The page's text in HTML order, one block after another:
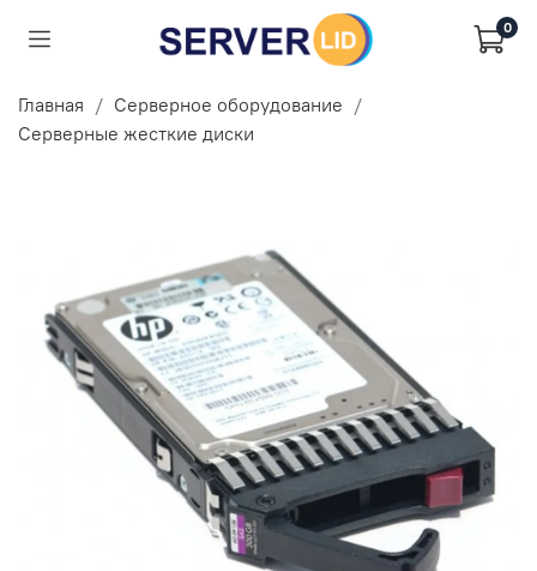
0
Главная
Серверное оборудование
Серверные жесткие диски